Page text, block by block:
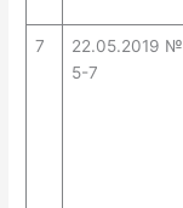
7
22.05.2019 №
5-7